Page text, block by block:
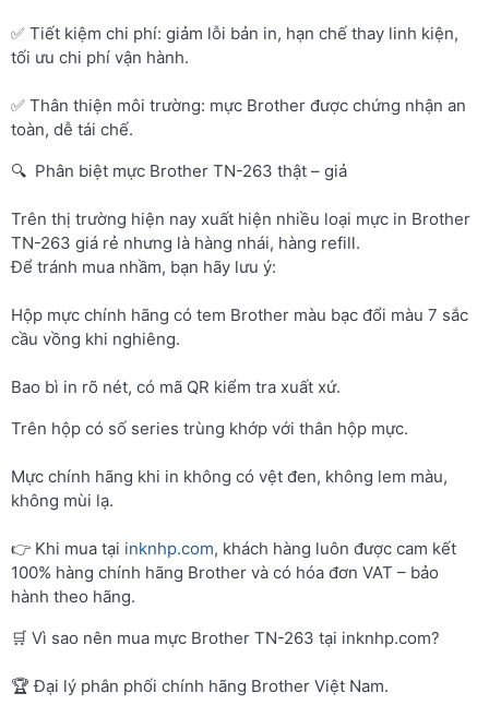
✅ Tiết kiệm chi phí: giảm lỗi bản in, hạn chế thay linh kiện,
tối ưu chi phí vận hành.
✅ Thân thiện môi trường: mực Brother được chứng nhận an
toàn, dễ tái chế.
🔍 Phân biệt mực Brother TN-263 thật – giả
Trên thị trường hiện nay xuất hiện nhiều loại mực in Brother
TN-263 giá rẻ nhưng là hàng nhái, hàng refill.
Để tránh mua nhầm, bạn hãy lưu ý:
Hộp mực chính hãng có tem Brother màu bạc đổi màu 7 sắc
cầu vồng khi nghiêng.
Bao bì in rõ nét, có mã QR kiểm tra xuất xứ.
Trên hộp có số series trùng khớp với thân hộp mực.
Mực chính hãng khi in không có vệt đen, không lem màu,
không mùi lạ.
👉 Khi mua tại inknhp.com, khách hàng luôn được cam kết
100% hàng chính hãng Brother và có hóa đơn VAT – bảo
hành theo hãng.
🛒 Vì sao nên mua mực Brother TN-263 tại inknhp.com?
🏆 Đại lý phân phối chính hãng Brother Việt Nam.